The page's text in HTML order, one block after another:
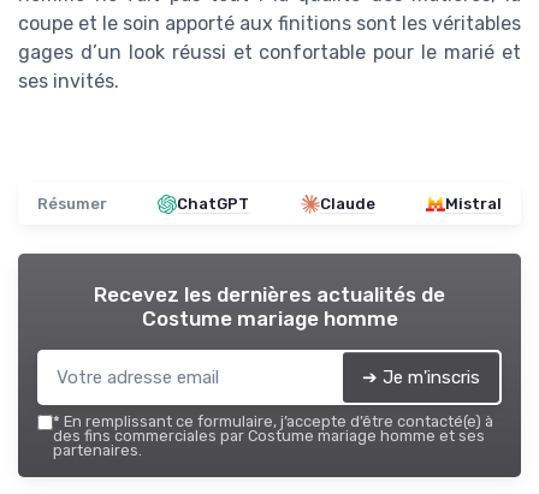
coupe et le soin apporté aux finitions sont les véritables
gages d’un look réussi et confortable pour le marié et
ses invités.
Résumer ChatGPT Claude Mistral
Recevez les dernières actualités de
Costume mariage homme
➔ Je m'inscris
* En remplissant ce formulaire, j’accepte d’être contacté(e) à
des fins commerciales par Costume mariage homme et ses
partenaires.